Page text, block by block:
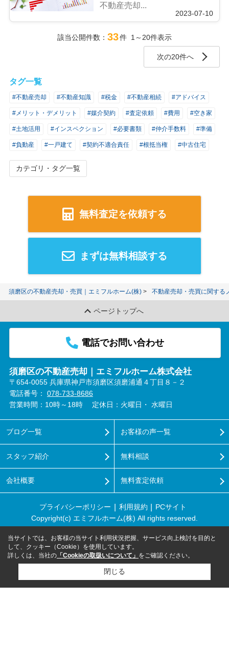
不動産売却...
2023-07-10
該当公開件数： 33件 1～20件表示
次の20件へ
タグ一覧
#不動産売却 #不動産知識 #税金 #不動産相続 #アドバイス
#メリット・デメリット #媒介契約 #査定依頼 #費用 #空き家
#土地活用 #インスペクション #必要書類 #仲介手数料 #準備
#負動産 #一戸建て #契約不適合責任 #根抵当権 #中古住宅
カテゴリ・タグ一覧
無料査定を依頼する
まずは無料相談する
須磨区の不動産売却・売買｜エミフルホーム(株) 不動産売却・売買に関する
ページトップへ
電話でお問い合わせ
須磨区の不動産売却｜エミフルホーム株式会社
〒654-0055 兵庫県神戸市須磨区須磨浦通４丁目８－２
電話番号： 078-733-8686
営業時間：10時～18時
定休日：火曜日・ 水曜日
ブログ一覧
スタッフ紹介
会社概要
お客様の声一覧
無料相談
無料査定依頼
プライバシーポリシー 利用規約
PCサイト
Copyright(c) エミフルホーム(株) All rights reserved.
当サイトでは、お客様の当サイト利用状況把握、サービス向上検討を目的と
して、クッキー（Cookie）を使用しています。
詳しくは、当社の 「Cookieの取扱いについて」 をご確認ください。
閉じる